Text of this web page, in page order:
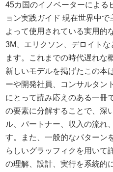
45カ国のイノベーターによる
ョン実践ガイド 現在世界中
よって使用されている実用的
3M、エリクソン、デロイト
ます。これまでの時代遅れな
新しいモデルを掲げたこの本
ーや開発社員、コンサルタン
にとって読み応えのある一冊
の要素に分解することで、深
ル、パートナー、収入の流れ
す。また、一般的なパターン
らしいグラッフィクを用いて
の理解、設計、実行を系統的